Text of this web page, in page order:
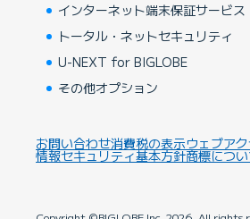
インターネット端末保証サービス
トータル・ネットセキュリティ
U-NEXT for BIGLOBE
その他オプション
お問い合わせ消費税の表示ウェブア
情報セキュリティ基本方針商標につ